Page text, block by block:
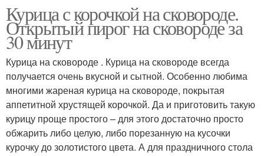
Курица перед
запеканием
Идеальная курица
Корочка на курице Вкусная курица
Курица с корочкой на сковороде.
Открытый пирог на сковороде за
30 минут
Курица на сковороде . Курица на сковороде всегда
получается очень вкусной и сытной. Особенно любима
многими жареная курица на сковороде, покрытая
аппетитной хрустящей корочкой. Да и приготовить такую
курицу проще простого – для этого достаточно просто
обжарить либо целую, либо порезанную на кусочки
курочку до золотистого цвета. А для праздничного стола